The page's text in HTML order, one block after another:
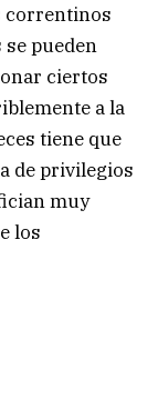
correntinos
se pueden
ciertos
a la
tiene que
de privilegios
muy
los